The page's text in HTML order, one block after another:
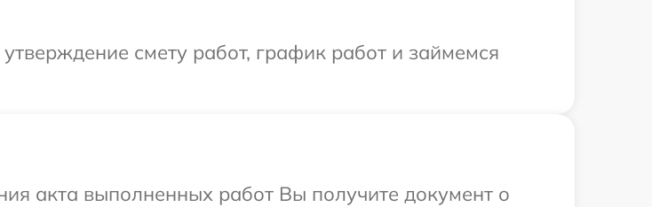
смету работ, график работ и займемся
акта выполненных работ Вы получите документ о